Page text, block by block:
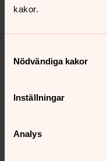
kakor.
Nödvändiga kakor
Inställningar
Analys
Direkt:
Senast ändrad 8 maj 2026
innehåll?